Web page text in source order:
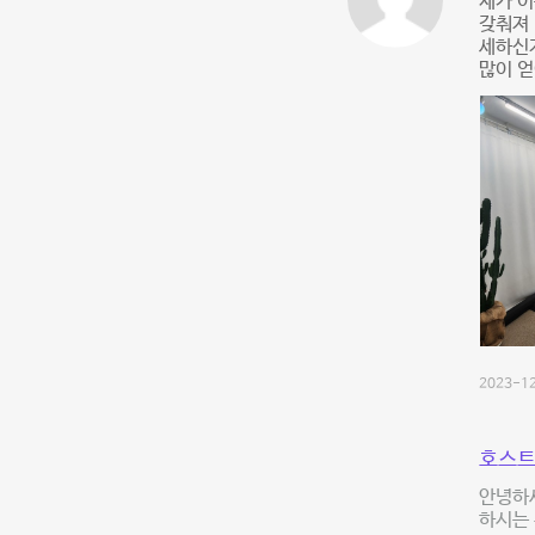
갖춰져
세하신
많이
2023-
호스
안녕
하시